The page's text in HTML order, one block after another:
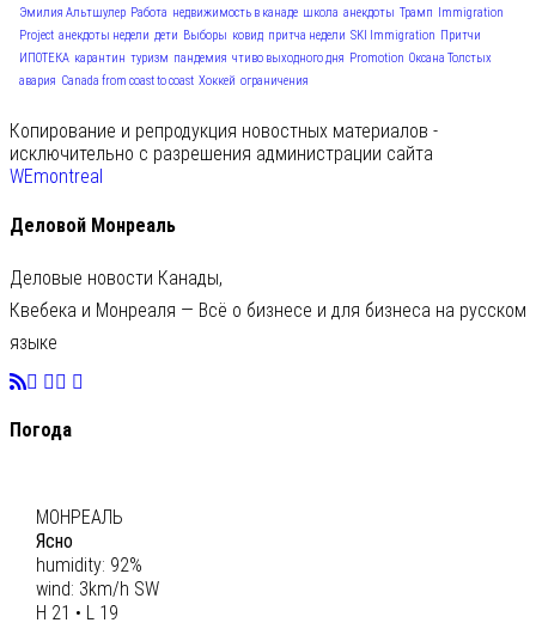
Эмилия Альтшулер Работа недвижимость в канаде школа анекдоты Трамп
Immigration
Project анекдоты недели дети Выборы ковид притча недели SKI Immigration Притчи
ИПОТЕКА карантин туризм пандемия чтиво выходного дня Promotion Оксана Толстых
авария Canada from coast to coast Хоккей ограничения
Копирование и репродукция новостных материалов -
исключительно с разрешения администрации сайта
WEmontreal
Деловой Монреаль
Деловые новости Канады,
Квебека и Монреаля — Всё о бизнесе и для бизнеса на русском
языке
Погода
МОНРЕАЛЬ
Ясно
humidity: 92%
wind: 3km/h SW
H 21 • L 19